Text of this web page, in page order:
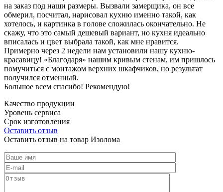
на заказ под наши размеры. Вызвали замерщика, он все
обмерил, посчитал, нарисовал кухню именно такой, как
хотелось, и картинка в голове сложилась окончательно. Не
скажу, что это самый дешевый вариант, но кухня идеально
вписалась и цвет выбрала такой, как мне нравится.
Примерно через 2 недели нам установили нашу кухню-
красавицу! «Благодаря» нашим кривым стенам, им пришлось
помучиться с монтажом верхних шкафчиков, но результат
получился отменный.
Большое всем спасибо! Рекомендую!
Качество продукции
Уровень сервиса
Срок изготовления
Оставить отзыв
Оставить отзыв на товар Изолома